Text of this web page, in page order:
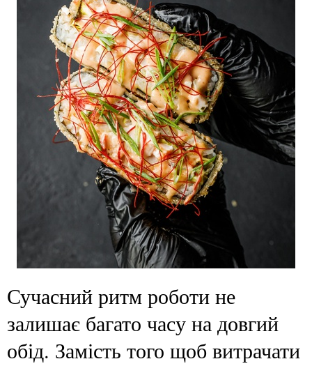
Сучасний ритм роботи не
залишає багато часу на довгий
обід. Замість того щоб витрачати